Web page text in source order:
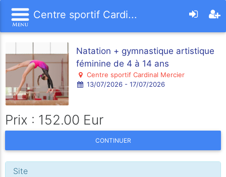
Centre sportif Cardi...
Natation + gymnastique artistique
féminine de 4 à 14 ans
Centre sportif Cardinal Mercier
13/07/2026 - 17/07/2026
Prix : 152.00 Eur
CONTINUER
Site